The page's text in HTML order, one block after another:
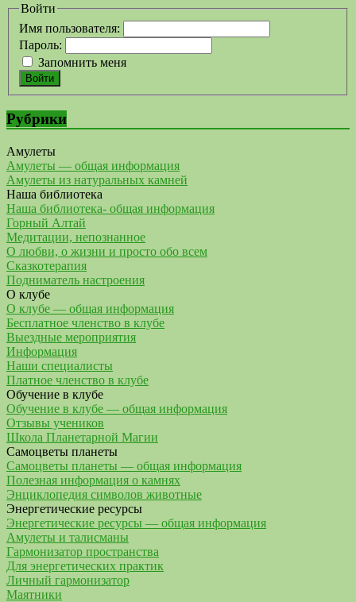
Войти
Имя пользователя:
Пароль:
Запомнить меня
Войти
Рубрики
Амулеты
Амулеты — общая информация
Амулеты из натуральных камней
Наша библиотека
Наша библиотека- общая информация
Горный Алтай
Медитации, непознанное
О любви, о жизни и просто обо всем
Сказкотерапия
Подниматель настроения
О клубе
О клубе — общая информация
Бесплатное членство в клубе
Выездные мероприятия
Информация
Наши специалисты
Платное членство в клубе
Обучение в клубе
Обучение в клубе — общая информация
Отзывы учеников
Школа Планетарной Магии
Самоцветы планеты
Самоцветы планеты — общая информация
Полезная информация о камнях
Энциклопедия символов животные
Энергетические ресурсы
Энергетические ресурсы — общая информация
Амулеты и талисманы
Гармонизатор пространства
Для энергетических практик
Личный гармонизатор
Маятники